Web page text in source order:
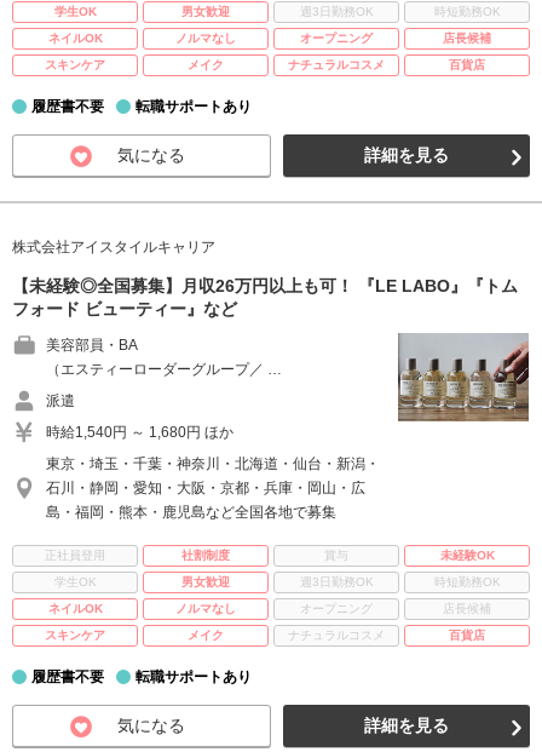
学生OK
男女歓迎 週3日勤務OK
時短勤務OK
ネイルOK
ノルマなし オープニング
店長候補
スキンケア
メイク ナチュラルコスメ 百貨店
履歴書不要 転職サポートあり
気になる 詳細を見る
株式会社アイスタイルキャリア
【未経験◎全国募集】月収26万円以上も可！ 『LE LABO』『トム
フォード ビューティー』など
美容部員・BA
（エスティーローダーグループ／ …
派遣
時給1,540円 ～ 1,680円 ほか
東京・埼玉・千葉・神奈川・北海道・仙台・新潟・
石川・静岡・愛知・大阪・京都・兵庫・岡山・広
島・福岡・熊本・鹿児島など全国各地で募集
正社員登用 社割制度 賞与
未経験OK
学生OK
男女歓迎 週3日勤務OK
時短勤務OK
ネイルOK
ノルマなし オープニング
店長候補
スキンケア
メイク ナチュラルコスメ 百貨店
履歴書不要 転職サポートあり
気になる 詳細を見る